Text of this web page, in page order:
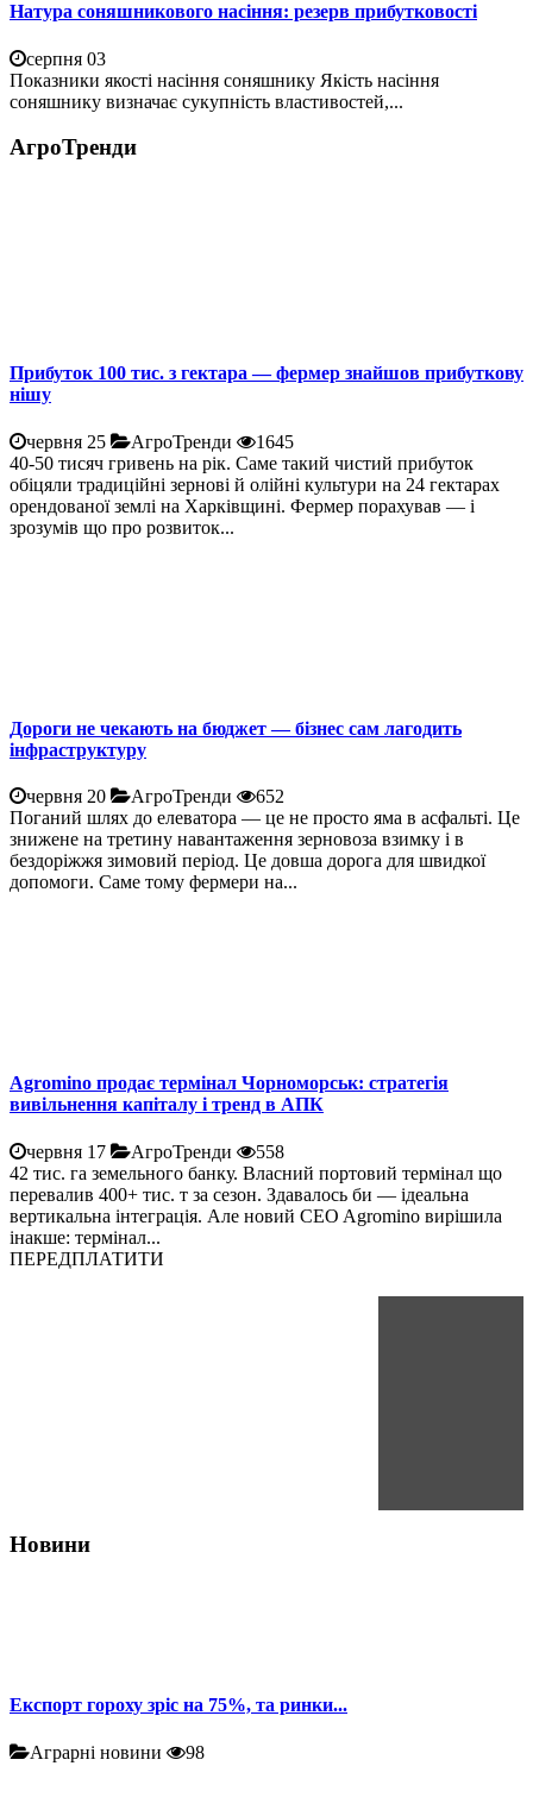
Натура соняшникового насіння: резерв прибутковості
серпня 03
Показники якості насіння соняшнику Якість насіння
соняшнику визначає сукупність властивостей,...
АгроТренди
Прибуток 100 тис. з гектара — фермер знайшов прибуткову
нішу
червня 25 АгроТренди
1645
40-50 тисяч гривень на рік. Саме такий чистий прибуток
обіцяли традиційні зернові й олійні культури на 24 гектарах
орендованої землі на Харківщині. Фермер порахував — і
зрозумів що про розвиток...
Дороги не чекають на бюджет — бізнес сам лагодить
інфраструктуру
червня 20 АгроТренди
652
Поганий шлях до елеватора — це не просто яма в асфальті. Це
знижене на третину навантаження зерновоза взимку і в
бездоріжжя зимовий період. Це довша дорога для швидкої
допомоги. Саме тому фермери на...
Agromino продає термінал Чорноморськ: стратегія
вивільнення капіталу і тренд в АПК
червня 17 АгроТренди
558
42 тис. га земельного банку. Власний портовий термінал що
перевалив 400+ тис. т за сезон. Здавалось би — ідеальна
вертикальна інтеграція. Але новий CEO Agromino вирішила
інакше: термінал...
ПЕРЕДПЛАТИТИ
Новини
Експорт гороху зріс на 75%, та ринки...
Аграрні новини 98